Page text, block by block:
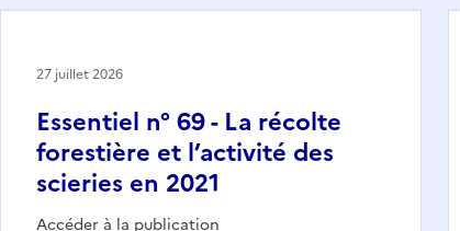
Essentiel n° 69 - La récolte
forestière et l’activité des
scieries en 2021
Accéder à la publication
27 juillet 2026